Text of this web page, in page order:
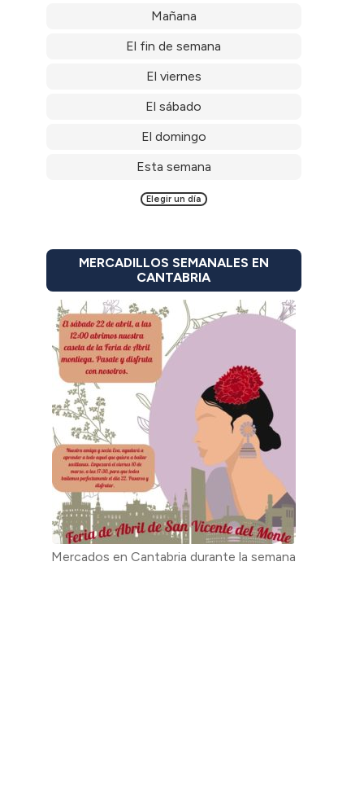
Mañana
El fin de semana
El viernes
El sábado
El domingo
Esta semana
Elegir un día
MERCADILLOS SEMANALES EN
CANTABRIA
Mercados en Cantabria durante la semana